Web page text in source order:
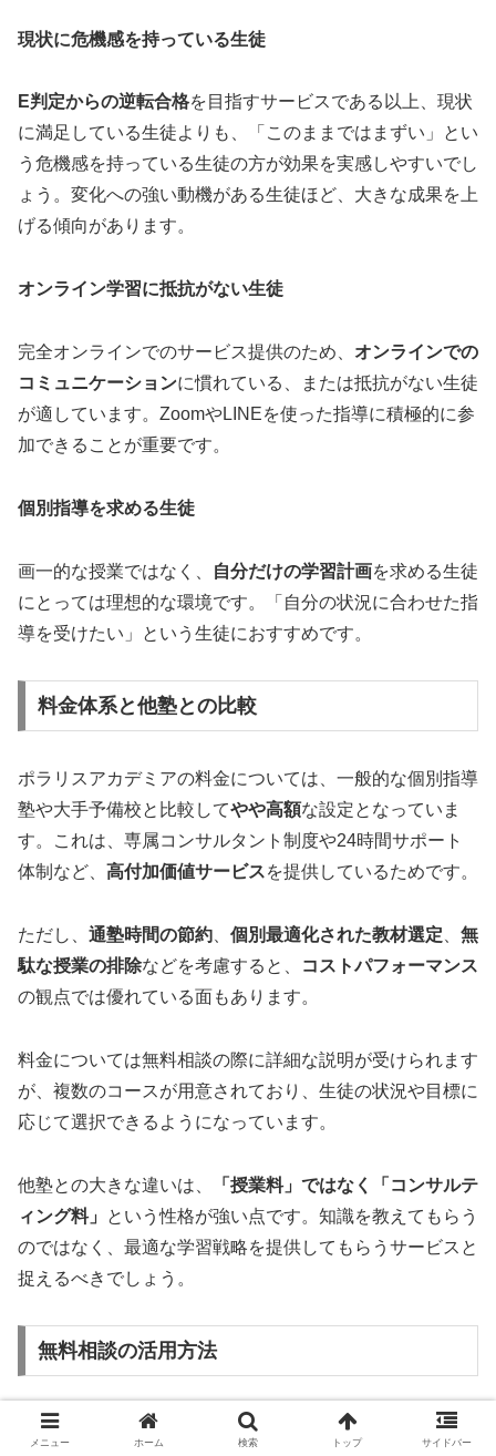
現状に危機感を持っている生徒
E判定からの逆転合格を目指すサービスである以上、現状
に満足している生徒よりも、「このままではまずい」とい
う危機感を持っている生徒の方が効果を実感しやすいでし
ょう。変化への強い動機がある生徒ほど、大きな成果を上
げる傾向があります。
オンライン学習に抵抗がない生徒
完全オンラインでのサービス提供のため、 オンラインでの
コミュニケーションに慣れている、または抵抗がない生徒
が適しています。ZoomやLINEを使った指導に積極的に参
加できることが重要です。
個別指導を求める生徒
画一的な授業ではなく、 自分だけの学習計画を求める生徒
にとっては理想的な環境です。「自分の状況に合わせた指
導を受けたい」という生徒におすすめです。
料金体系と他塾との比較
ポラリスアカデミアの料金については、一般的な個別指導
塾や大手予備校と比較してやや高額な設定となっていま
す。これは、専属コンサルタント制度や24時間サポート
体制など、 高付加価値サービスを提供しているためです。
ただし、 通塾時間の節約 個別最適化された教材選定
無
駄な授業の排除などを考慮すると、
コストパフォーマンス
の観点では優れている面もあります。
料金については無料相談の際に詳細な説明が受けられます
が、複数のコースが用意されており、生徒の状況や目標に
応じて選択できるようになっています。
他塾との大きな違いは、
「授業料」ではなく「コンサルテ
ィング料」
という性格が強い点です。知識を教えてもらう
のではなく、最適な学習戦略を提供してもらうサービスと
捉えるべきでしょう。
無料相談の活用方法
ポラリスアカデミアでは 無料の受験相談 を実施しており、
メニュー ホーム 検索 トップ サイドバー